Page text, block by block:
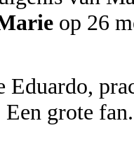
op 26
Eduardo,
Een grote